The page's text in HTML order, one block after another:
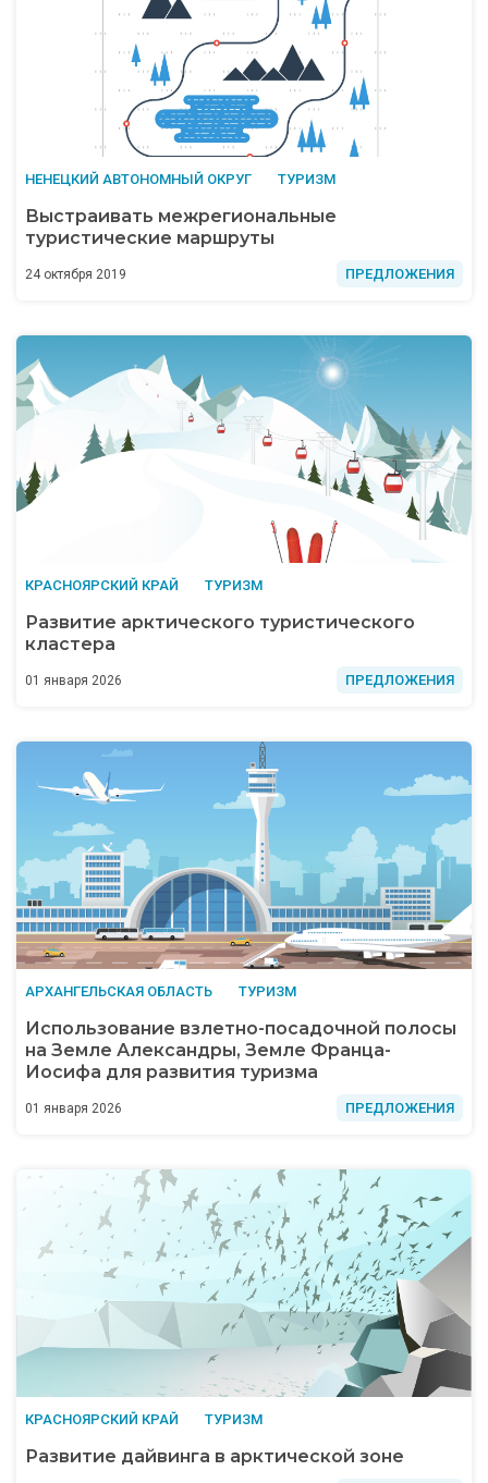
НЕНЕЦКИЙ АВТОНОМНЫЙ ОКРУГ ТУРИЗМ
Выстраивать межрегиональные
туристические маршруты
24 октября 2019 ПРЕДЛОЖЕНИЯ
КРАСНОЯРСКИЙ КРАЙ ТУРИЗМ
Развитие арктического туристического
кластера
01 января 2026 ПРЕДЛОЖЕНИЯ
АРХАНГЕЛЬСКАЯ ОБЛАСТЬ ТУРИЗМ
Использование взлетно-посадочной полосы
на Земле Александры, Земле Франца-
Иосифа для развития туризма
01 января 2026 ПРЕДЛОЖЕНИЯ
КРАСНОЯРСКИЙ КРАЙ ТУРИЗМ
Развитие дайвинга в арктической зоне